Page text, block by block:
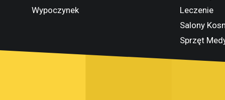
Wypoczynek
Leczenie
Salony
Sprzęt